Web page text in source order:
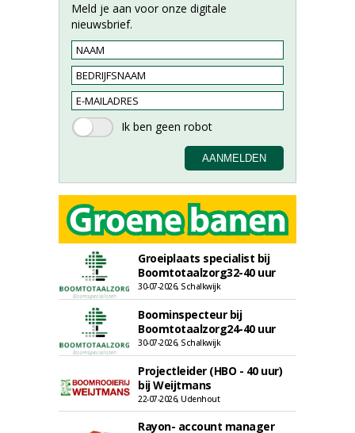
Meld je aan voor onze digitale
nieuwsbrief.
Groeiplaats specialist bij
Boomtotaalzorg32-40 uur
30-07-2026, Schalkwijk
Boominspecteur bij
Boomtotaalzorg24-40 uur
30-07-2026, Schalkwijk
Projectleider (HBO - 40 uur)
bij Weijtmans
22-07-2026, Udenhout
Rayon- account manager